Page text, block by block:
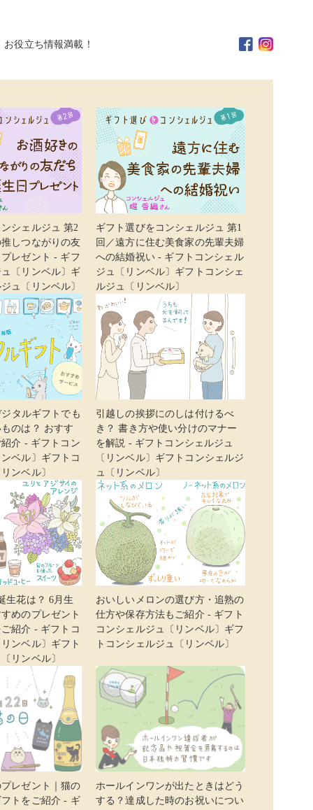
役立ち情報満載！
シェルジュ 第2
しつながりの友
レゼント - ギフ
〔リンベル〕ギ
ュ〔リンベル〕
ギフト選びをコンシェルジュ 第1
回／遠方に住む美食家の先輩夫婦
への結婚祝い - ギフトコンシェル
ジュ〔リンベル〕ギフトコンシェ
ルジュ〔リンベル〕
タルギフトでも
のは？ おすす
介 - ギフトコン
ベル〕ギフトコ
ンベル〕
引越しの挨拶にのしは付けるべ
き？ 書き方や使い分けのマナー
を解説 - ギフトコンシェルジュ
〔リンベル〕ギフトコンシェルジ
ュ〔リンベル〕
生花は？ 6月生
めのプレゼント
紹介 - ギフトコ
ンベル〕ギフト
リンベル〕
おいしいメロンの選び方・追熟の
仕方や保存方法もご紹介 - ギフト
コンシェルジュ〔リンベル〕ギフ
トコンシェルジュ〔リンベル〕
レゼント｜猫の
トをご紹介 - ギ
ホールインワンが出たときはどう
する？達成した時のお祝いについ